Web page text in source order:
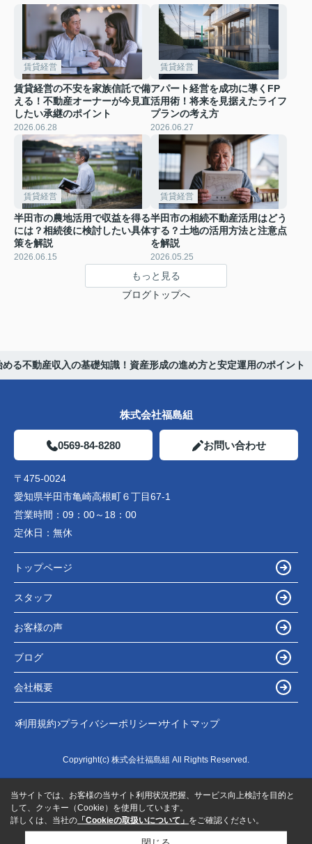
賃貸経営
賃貸経営の不安を家族信託で備
える！不動産オーナーが今見直
したい承継のポイント
2026.06.28
賃貸経営
アパート経営を成功に導くFP
活用術！将来を見据えたライフ
プランの考え方
2026.06.27
賃貸経営
半田市の農地活用で収益を得る
には？相続後に検討したい具体
策を解説
2026.06.15
賃貸経営
半田市の相続不動産活用はどう
する？土地の活用方法と注意点
を解説
2026.05.25
もっと見る
ブログトップへ
る不動産収入の基礎知識！資産形成の進め方と安定運用のポイント
株式会社福島組
0569-84-8280 お問い合わせ
〒475-0024
愛知県半田市亀崎高根町６丁目67-1
営業時間： 09：00～18：00
定休日： 無休
トップページ
スタッフ
お客様の声
ブログ
会社概要
利用規約 プライバシーポリシー サイトマップ
Copyright(c) 株式会社福島組 All Rights Reserved.
当サイトでは、お客様の当サイト利用状況把握、サービス向上検討を目的と
して、クッキー（Cookie）を使用しています。
詳しくは、当社の 「Cookieの取扱いについて」 をご確認ください。